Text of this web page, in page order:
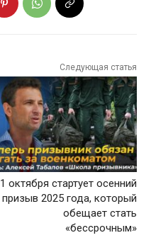
Следующая статья
1 октября стартует осенний
призыв 2025 года, который
обещает стать
«бессрочным»